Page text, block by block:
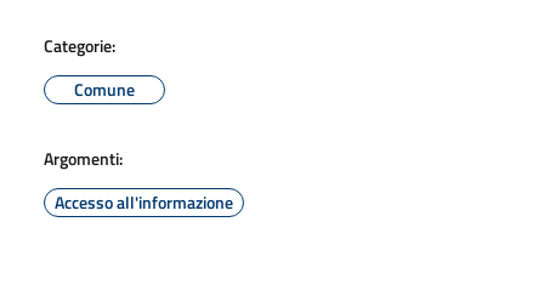
Categorie:
Comune
Argomenti:
Accesso all'informazione